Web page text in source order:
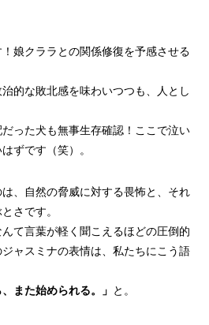
娘クララとの関係修復を予感させる
的な敗北感を味わいつつも、人とし
った犬も無事生存確認！ここで泣い
ずです（笑）。
、自然の脅威に対する畏怖と、それ
さです。
んて言葉が軽く聞こえるほどの圧倒的
ャスミナの表情は、私たちにこう語
また始められる。」 と。